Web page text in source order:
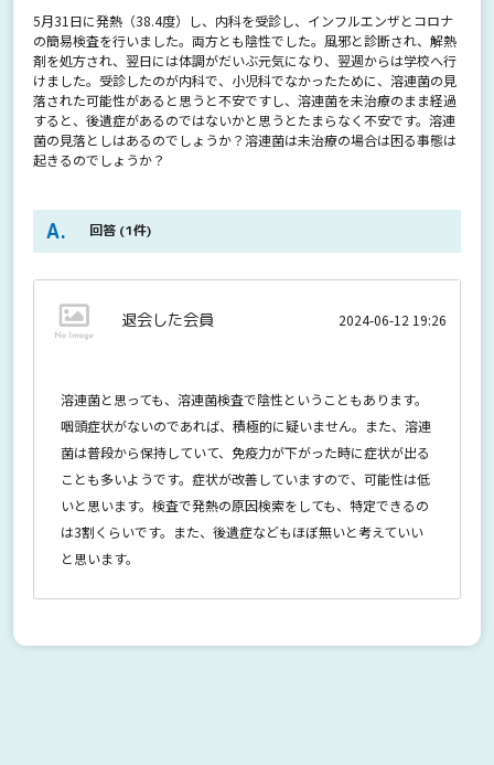
5月31日に発熱（38.4度）し、内科を受診し、インフルエンザとコロナ
の簡易検査を行いました。両方とも陰性でした。風邪と診断され、解熱
剤を処方され、翌日には体調がだいぶ元気になり、翌週からは学校へ行
けました。受診したのが内科で、小児科でなかったために、溶連菌の見
落された可能性があると思うと不安ですし、溶連菌を未治療のまま経過
すると、後遺症があるのではないかと思うとたまらなく不安です。溶連
菌の見落としはあるのでしょうか？溶連菌は未治療の場合は困る事態は
起きるのでしょうか？
回答 (1件)
退会した会員 2024-06-12 19:26
溶連菌と思っても、溶連菌検査で陰性ということもあります。
咽頭症状がないのであれば、積極的に疑いません。また、溶連
菌は普段から保持していて、免疫力が下がった時に症状が出る
ことも多いようです。症状が改善していますので、可能性は低
いと思います。検査で発熱の原因検索をしても、特定できるの
は3割くらいです。また、後遺症などもほぼ無いと考えていい
と思います。